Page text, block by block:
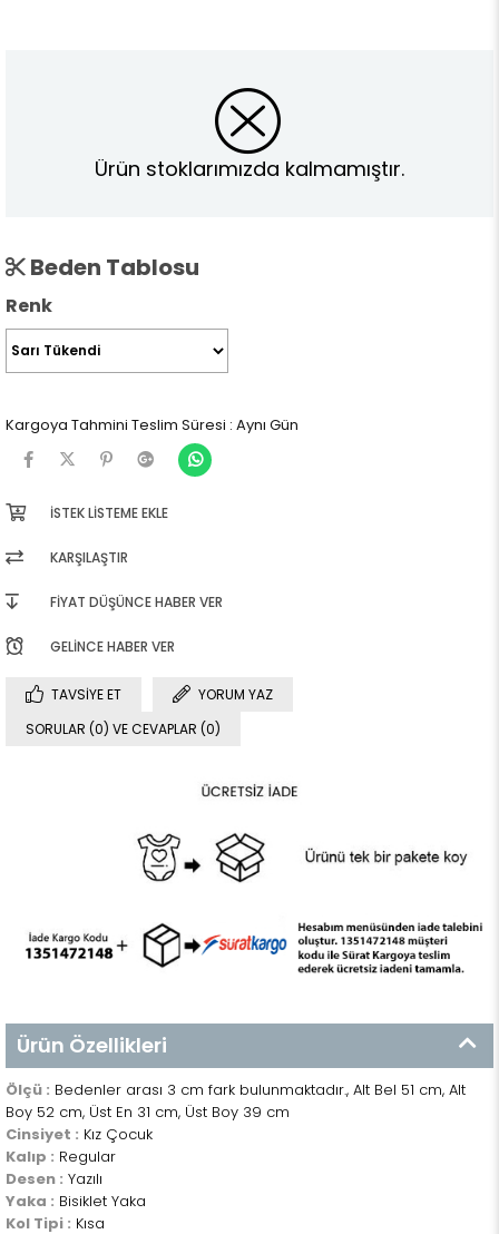
Ürün stoklarımızda kalmamıştır.
Beden Tablosu
Renk
Kargoya Tahmini Teslim Süresi : Aynı Gün
İSTEK LISTEME EKLE
KARŞILAŞTIR
FIYAT DÜŞÜNCE HABER VER
GELINCE HABER VER
TAVSIYE ET
YORUM YAZ
SORULAR (0) VE CEVAPLAR (0)
Ürün Özellikleri
Ölçü : Bedenler arası 3 cm fark bulunmaktadır., Alt Bel 51 cm, Alt
Boy 52 cm, Üst En 31 cm, Üst Boy 39 cm
Cinsiyet : Kız Çocuk
Kalıp : Regular
Desen : Yazılı
Yaka : Bisiklet Yaka
Kol Tipi : Kısa